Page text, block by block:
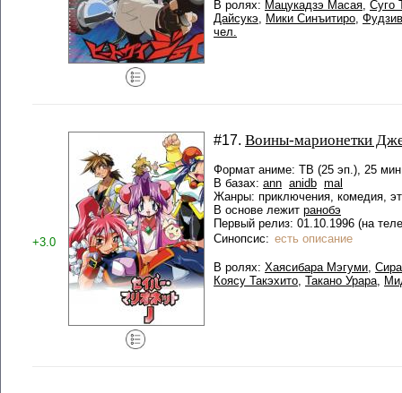
В ролях: Мацукадзэ Масая, Суго
Дайсукэ, Мики Синъитиро,
чел.
+3.0
#17. Воины-марионетки
Формат аниме: ТВ (25 эп.), 25
В базах: ann anidb mal
Жанры: приключения, комедия,
В основе лежит ранобэ
Первый релиз: 01.10.1996 (на
Синопсис: есть описание
В ролях: Хаясибара Мэгуми,
Коясу Такэхито, Такано Урара,